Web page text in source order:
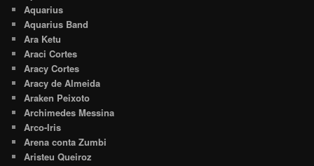
Aquarius
Aquarius Band
Ara Ketu
Araci Cortes
Aracy Cortes
Aracy de Almeida
Araken Peixoto
Archimedes Messina
Arco-Iris
Arena conta Zumbi
Aristeu Queiroz